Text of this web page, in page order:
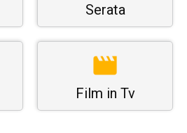
Serata
Film in Tv